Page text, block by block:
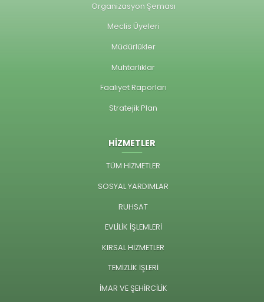
Organizasyon Şeması
Meclis Üyeleri
Müdürlükler
Muhtarlıklar
Faaliyet Raporları
Stratejik Plan
HİZMETLER
TÜM HİZMETLER
SOSYAL YARDIMLAR
RUHSAT
EVLİLİK İŞLEMLERİ
KIRSAL HİZMETLER
TEMİZLİK İŞLERİ
İMAR VE ŞEHİRCİLİK